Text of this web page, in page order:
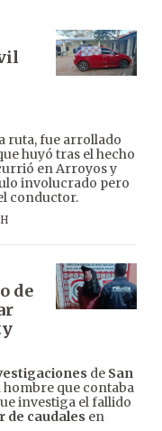
ruta, fue arrollado
huyó tras el hecho
en Arroyos y
involucrado pero
conductor.
de
de San
hombre que contaba
investiga el fallido
de caudales en